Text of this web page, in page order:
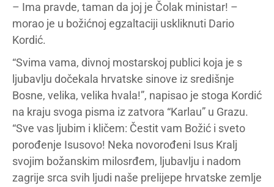
– Ima pravde, taman da joj je Čolak ministar! –
morao je u božićnoj egzaltaciji uskliknuti Dario
Kordić.
“Svima vama, divnoj mostarskoj publici koja je s
ljubavlju dočekala hrvatske sinove iz središnje
Bosne, velika, velika hvala!”, napisao je stoga Kordić
na kraju svoga pisma iz zatvora “Karlau” u Grazu.
“Sve vas ljubim i kličem: Čestit vam Božić i sveto
porođenje Isusovo! Neka novorođeni Isus Kralj
svojim božanskim milosrđem, ljubavlju i nadom
zagrije srca svih ljudi naše prelijepe hrvatske zemlje